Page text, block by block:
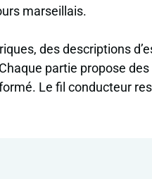
marseillais.
des descriptions
partie propose
Le fil conducteur